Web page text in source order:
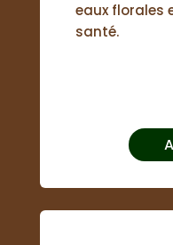
eaux florales
santé.